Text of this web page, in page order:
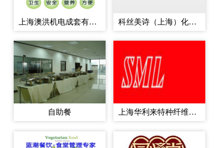
上海澳洪机电成套有限公司 科丝美诗（上海）化妆品有限公司
自助餐 上海华利来特种纤维有限公司